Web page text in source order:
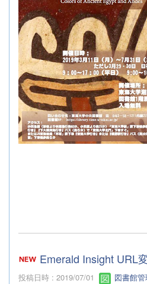
Emerald Insight URL
投稿日時 : 2019/07/01 図書館